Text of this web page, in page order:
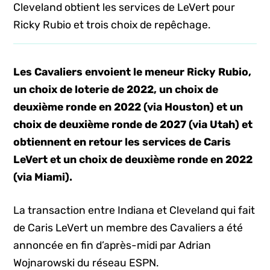
Cleveland obtient les services de LeVert pour
Ricky Rubio et trois choix de repêchage.
Les Cavaliers envoient le meneur Ricky Rubio,
un choix de loterie de 2022, un choix de
deuxième ronde en 2022 (via Houston) et un
choix de deuxième ronde de 2027 (via Utah) et
obtiennent en retour les services de Caris
LeVert et un choix de deuxième ronde en 2022
(via Miami).
La transaction entre Indiana et Cleveland qui fait
de Caris LeVert un membre des Cavaliers a été
annoncée en fin d’après-midi par Adrian
Wojnarowski du réseau ESPN.